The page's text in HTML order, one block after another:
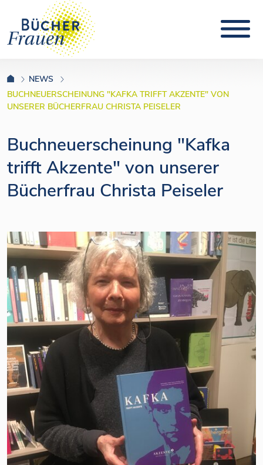
NEWS
BUCHNEUERSCHEINUNG "KAFKA TRIFFT AKZENTE" VON
UNSERER BÜCHERFRAU CHRISTA PEISELER
Buchneuerscheinung "Kafka
trifft Akzente" von unserer
Bücherfrau Christa Peiseler